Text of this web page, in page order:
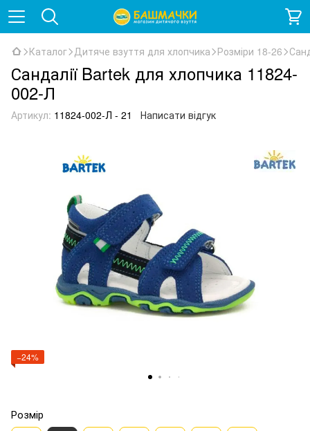
Каталог Дитяче взуття для хлопчика Розміри 18-26
Сандалії Bartek для хлопчика 11824-
002-Л
Артикул: 11824-002-Л - 21 Написати відгук
−24%
Розмір